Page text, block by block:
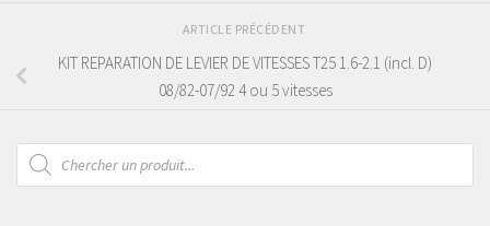
ARTICLE PRÉCÉDENT
KIT REPARATION DE LEVIER DE VITESSES T25 1.6-2.1 (incl. D)
08/82-07/92 4 ou 5 vitesses
Recherche
de
produits